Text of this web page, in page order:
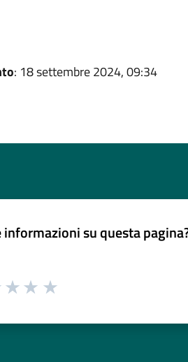
: 18 settembre 2024, 09:34
su questa